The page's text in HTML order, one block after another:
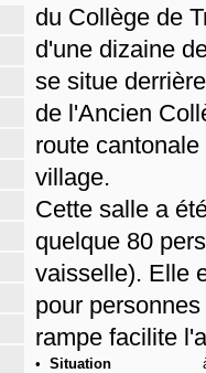
du Collège de
d'une dizaine
se situe
de l'Ancien
route
village.
Cette salle a
quelque 80
vaisselle). Elle
pour
rampe facilite
• Situation